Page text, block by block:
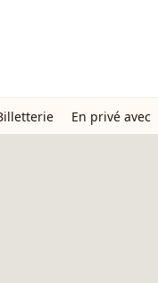
En privé avec